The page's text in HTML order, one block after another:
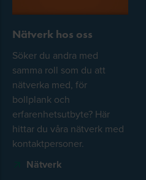
Nätverk hos oss
Söker du andra med
samma roll som du att
nätverka med, för
bollplank och
erfarenhetsutbyte? Här
hittar du våra nätverk med
kontaktpersoner.
Nätverk